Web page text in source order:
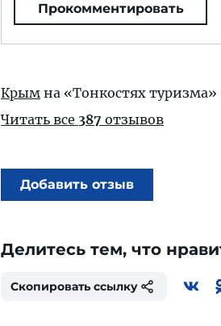
Прокомментировать
Крым на «Тонкостях туризма»
Читать все 387 отзывов
Добавить отзыв
Делитесь тем, что
Скопировать ссылку